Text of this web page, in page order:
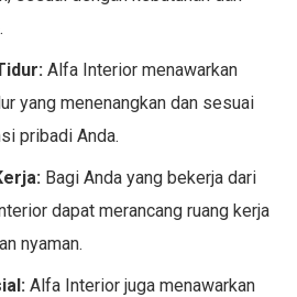
Alfa Interior menawarkan
yang menenangkan dan sesuai
pribadi Anda.
Bagi Anda yang bekerja dari
dapat merancang ruang kerja
nyaman.
Alfa Interior juga menawarkan